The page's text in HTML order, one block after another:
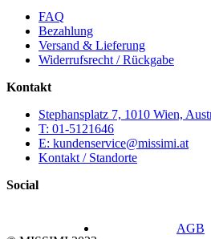
FAQ
Bezahlung
Versand & Lieferung
Widerrufsrecht / Rückgabe
Kontakt
Stephansplatz 7, 1010 Wien,
T: 01-5121646
E: kundenservice@missimi.at
Kontakt / Standorte
Social
AGB